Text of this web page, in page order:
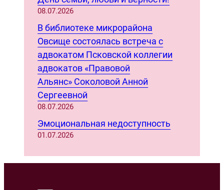
08.07.2026
В библиотеке микрорайона
Овсище состоялась встреча с
адвокатом Псковской коллегии
адвокатов «Правовой
Альянс» Соколовой Анной
Сергеевной
08.07.2026
Эмоциональная недоступность
01.07.2026